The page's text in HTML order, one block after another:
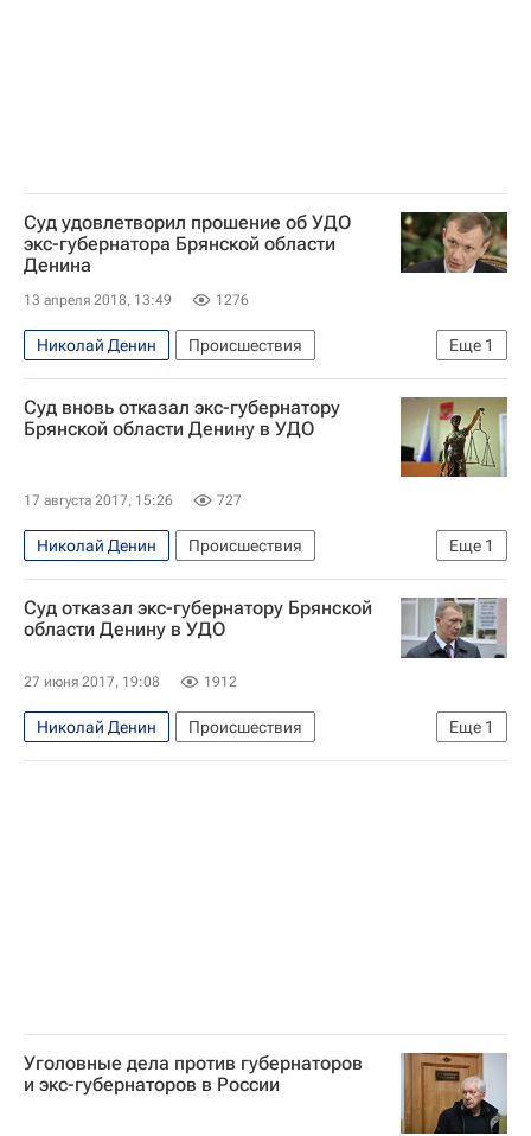
Суд удовлетворил прошение об УДО
экс-губернатора Брянской области
Денина
13 апреля 2018, 13:49 1276
Еще 1
Николай Денин
Происшествия
Брянская область
Суд вновь отказал экс-губернатору
Брянской области Денину в УДО
17 августа 2017, 15:26 727
Еще 1
Николай Денин
Происшествия
Брянская область
Суд отказал экс-губернатору Брянской
области Денину в УДО
27 июня 2017, 19:08 1912
Еще 1
Николай Денин
Происшествия
Брянская область
Уголовные дела против губернаторов
и экс-губернаторов в России